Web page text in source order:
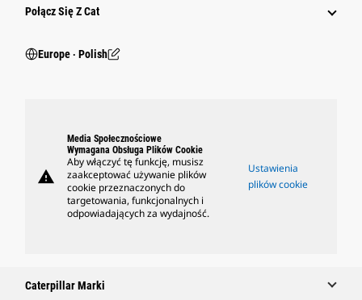
Połącz Się Z Cat
Europe ‧ Polish
warning
Media Społecznościowe
Wymagana Obsługa Plików Cookie
Aby włączyć tę funkcję, musisz
zaakceptować używanie plików
cookie przeznaczonych do
targetowania, funkcjonalnych i
odpowiadających za wydajność.
Ustawienia
plików cookie
Caterpillar Marki